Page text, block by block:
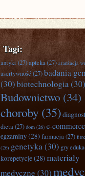
Tagi:
antyki(27)apteka(27) aranżacja
asertywność (27)badania
(30)biotechnologia(30)
Budownictwo (34)
choroby (35)
dieta(27) dom (26) e-commerce
egzaminy(28) farmacja(27)
(26) genetyka(30) gry
korepetycje(28) materiały
medyczne (30)